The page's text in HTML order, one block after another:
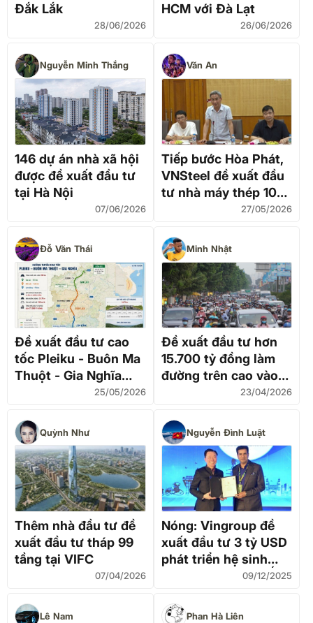
Đắk Lắk
28/06/2026
HCM với Đà Lạt
26/06/2026
Nguyễn Minh Thắng
146 dự án nhà xã hội
được đề xuất đầu tư
tại Hà Nội
07/06/2026
Văn An
Tiếp bước Hòa Phát,
VNSteel đề xuất đầu
tư nhà máy thép 100
triệu USD tại Quảng
27/05/2026
Đỗ Văn Thái
Đề xuất đầu tư cao
tốc Pleiku - Buôn Ma
Thuột - Gia Nghĩa
25/05/2026
Minh Nhật
Đề xuất đầu tư hơn
15.700 tỷ đồng làm
đường trên cao vào
Tân Sơn Nhất23/04/2026
Quỳnh Như
Thêm nhà đầu tư đề
xuất đầu tư tháp 99
tầng tại VIFC
07/04/2026
Nguyễn Đình Luật
Nóng: Vingroup đề
xuất đầu tư 3 tỷ USD
phát triển hệ sinh
thái đa ngành tại Ấn
09/12/2025
Lê Nam Phan Hà Liên